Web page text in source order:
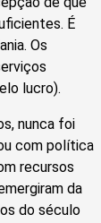
É
Os
lucro).
nunca foi
com política
recursos
da
do século